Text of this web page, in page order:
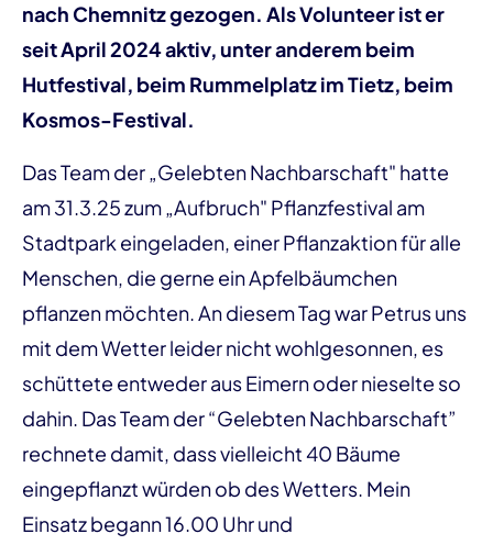
nach Chemnitz gezogen. Als Volunteer ist er
seit April 2024 aktiv, unter anderem beim
Hutfestival, beim Rummelplatz im Tietz, beim
Kosmos-Festival.
Das Team der „Gelebten Nachbarschaft" hatte
am 31.3.25 zum „Aufbruch" Pflanzfestival am
Stadtpark eingeladen, einer Pflanzaktion für alle
Menschen, die gerne ein Apfelbäumchen
pflanzen möchten. An diesem Tag war Petrus uns
mit dem Wetter leider nicht wohlgesonnen, es
schüttete entweder aus Eimern oder nieselte so
dahin. Das Team der “Gelebten Nachbarschaft”
rechnete damit, dass vielleicht 40 Bäume
eingepflanzt würden ob des Wetters. Mein
Einsatz begann 16.00 Uhr und